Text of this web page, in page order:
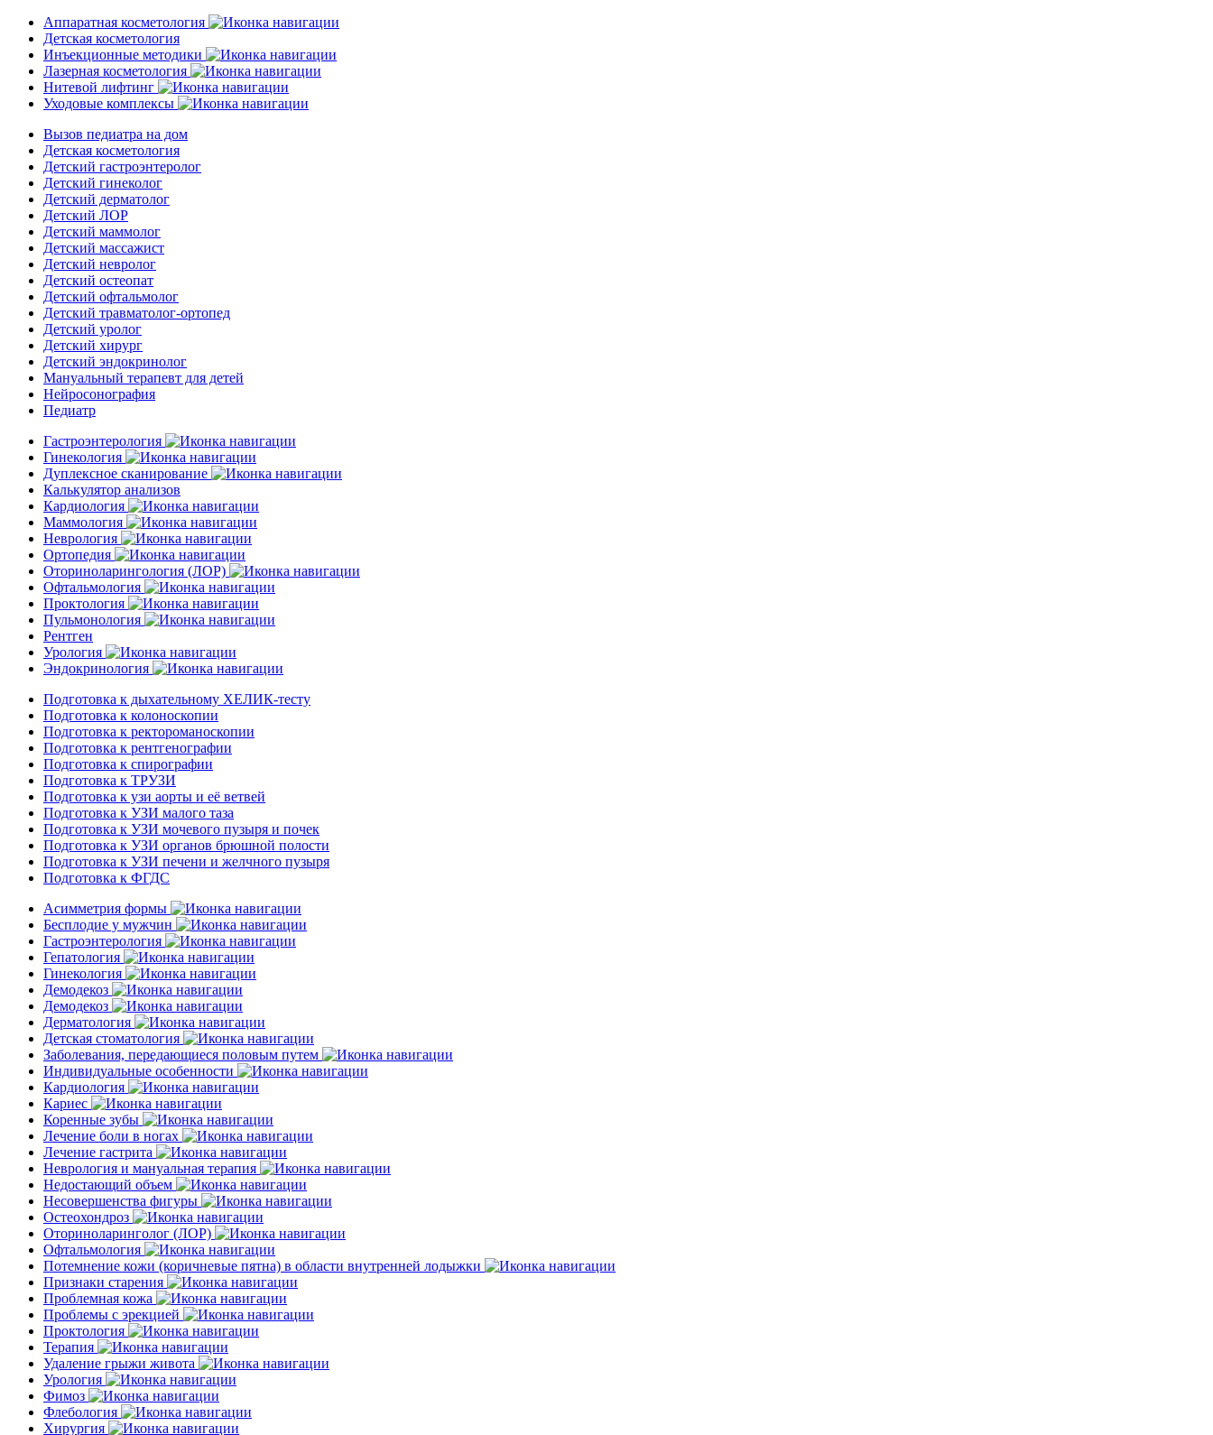
Аппаратная косметология
Детская косметология
Инъекционные методики
Лазерная косметология
Нитевой лифтинг
Уходовые комплексы
Вызов педиатра на дом
Детская косметология
Детский гастроэнтеролог
Детский гинеколог
Детский дерматолог
Детский ЛОР
Детский маммолог
Детский массажист
Детский невролог
Детский остеопат
Детский офтальмолог
Детский травматолог-ортопед
Детский уролог
Детский хирург
Детский эндокринолог
Мануальный терапевт для детей
Нейросонография
Педиатр
Гастроэнтерология
Гинекология
Дуплексное сканирование
Калькулятор анализов
Кардиология
Маммология
Неврология
Ортопедия
Оториноларингология (ЛОР)
Офтальмология
Проктология
Пульмонология
Рентген
Урология
Эндокринология
Подготовка к дыхательному ХЕЛИК-тесту
Подготовка к колоноскопии
Подготовка к ректороманоскопии
Подготовка к рентгенографии
Подготовка к спирографии
Подготовка к ТРУЗИ
Подготовка к узи аорты и её ветвей
Подготовка к УЗИ малого таза
Подготовка к УЗИ мочевого пузыря и почек
Подготовка к УЗИ органов брюшной полости
Подготовка к УЗИ печени и желчного пузыря
Подготовка к ФГДС
Асимметрия формы
Бесплодие у мужчин
Гастроэнтерология
Гепатология
Гинекология
Демодекоз
Демодекоз
Дерматология
Детская стоматология
Заболевания, передающиеся половым путем
Индивидуальные особенности
Кардиология
Кариес
Коренные зубы
Лечение боли в ногах
Лечение гастрита
Неврология и мануальная терапия
Недостающий объем
Несовершенства фигуры
Остеохондроз
Оториноларинголог (ЛОР)
Офтальмология
Потемнение кожи (коричневые пятна) в области внутренней лодыжки
Признаки старения
Проблемная кожа
Проблемы с эрекцией
Проктология
Терапия
Удаление грыжи живота
Урология
Фимоз
Флебология
Хирургия